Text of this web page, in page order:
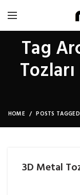
Tag
HOME POSTS
3D Metal